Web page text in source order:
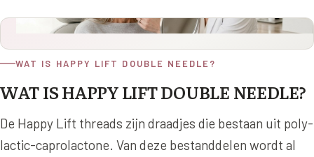
Ingevallen slapen
MIDDEN & MOND
Marionetlijnen
Juvéderm Volux
Juvéderm Volift
Juvéderm Volbella
Profhilo
Prostrolane
Insuline Zwelling Profiel
Menopauze Veroudering profiel
Stress Cortisol profiel
PCOS Huid profiel
HUIDPROBLEMEN
085 40 13 678
WAT IS HAPPY LIFT DOUBLE NEEDLE?
WAT IS HAPPY LIFT DOUBLE NEEDLE?
De Happy Lift threads zijn draadjes die bestaan uit poly-
lactic-caprolactone. Van deze bestanddelen wordt al